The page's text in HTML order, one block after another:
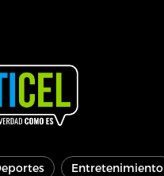
Entretenimiento